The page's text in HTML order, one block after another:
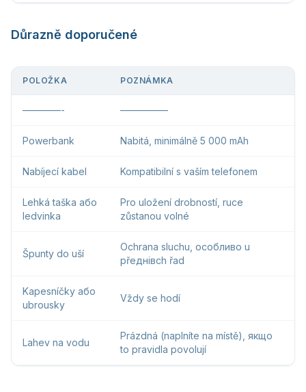
Důrazně doporučené
POLOŽKA POZNÁMKA
————- —————
Powerbank Nabitá, minimálně 5 000 mAh
Nabíjecí kabel Kompatibilní s vaším telefonem
Lehká taška або
ledvinka
Pro uložení drobností, ruce
zůstanou volné
Špunty do uší
Ochrana sluchu, особливо u
přeднівch řad
Kapesníčky або
ubrousky
Vždy se hodí
Lahev na vodu
Prázdná (naplníte na místě), якщо
to pravidla povolují